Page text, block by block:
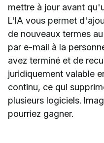
mettre à jour avant
L'IA vous permet
de nouveaux termes
par e-mail à la
avez terminé et de
juridiquement valable
continu, ce qui
plusieurs logiciels.
pourriez gagner.